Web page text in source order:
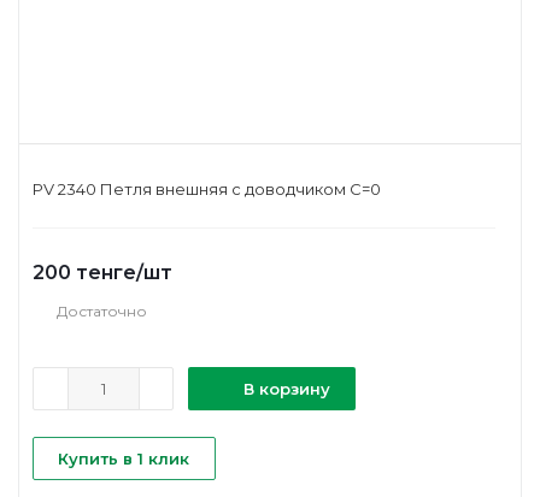
PV 2340 Петля внешняя с доводчиком C=0
200 тенге/шт
Достаточно
В корзину
Купить в 1 клик